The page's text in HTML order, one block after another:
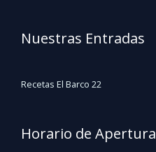
Nuestras Entradas
Recetas El Barco 22
Horario de Apertura